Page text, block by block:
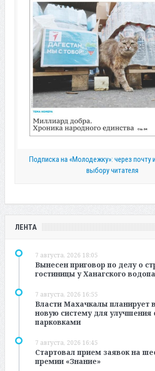
Подписка на «Молодежку»: через почту
выбору читателя
ЛЕНТА
7 августа, 2026 18:05
Вынесен приговор по делу о
гостиницы у Ханагского
7 августа, 2026 16:55
Власти Махачкалы планирует
новую систему для улучшения
парковками
7 августа, 2026 16:45
Стартовал прием заявок на
премии «Знание»